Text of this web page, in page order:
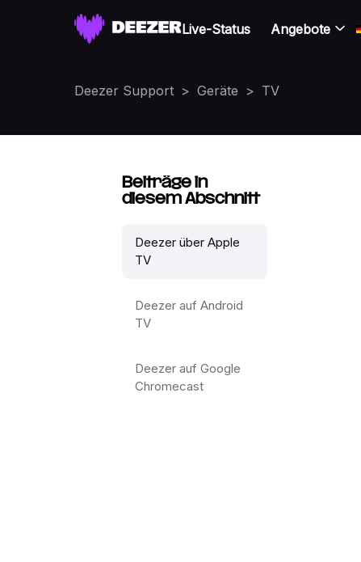
Live-Status Angebote
Deezer Support Geräte TV
Beiträge in
diesem Abschnitt
Deezer über Apple
TV
Deezer auf Android
TV
Deezer auf Google
Chromecast